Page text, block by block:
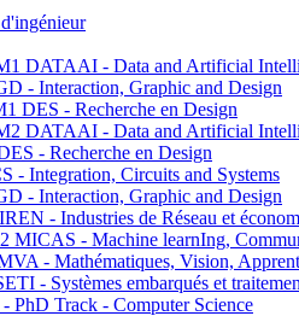
DATAAI - Data and Artificial
- Interaction, Graphic and Design
DES - Recherche en Design
DATAAI - Data and Artificial
- Recherche en Design
- Integration, Circuits and Systems
- Interaction, Graphic and Design
- Industries de Réseau et
MICAS - Machine learnIng,
- Mathématiques, Vision,
- Systèmes embarqués et
PhD Track - Computer Science